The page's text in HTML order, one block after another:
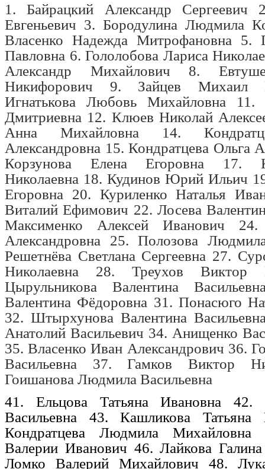
1. Байрацкий Александр
Евгеньевич 3. Бородулина Людмила
Власенко Надежда Митрофановна 5.
Павловна 6. Гололобова Лариса
Александр Михайлович 8.
Никифорович
9. Зайцев Михаил
Игнатькова Любовь Михайловна
Дмитриевна 12. Клюев Николай
Анна Михайловна
14.
Александровна 15. Кондратцева Ольга
Корзунова Елена Егоровна
17.
Николаевна 18.Кудинов Юрий Ильич
Егоровна
20. Куриленко Наталья
Виталий Ефимович 22. Лосева
Максименко Алексей Иванович
Александровна
25.Полозова
Решетнёва Светлана Сергеевна 27.
Николаевна
28. Треухов Виктор
Цырульникова Валентина
Валентина Фёдоровна 31. Понасюго
32. Штырхунова Валентина
Анатолий Васильевич 34. Анищенко
35.Власенко Иван Александрович 36.
Васильевна
37.Гамков Виктор
Гоишанова Людмила Васильевна
41. Ельцова Татьяна Ивановна 42.
Васильевна
43.Кашликова Татьяна
Кондратцева Людмила Михайловна
Валерии Иванович 46.Лайкова
Ломко Валерий Михайлович
48.